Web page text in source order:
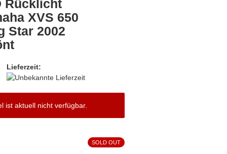
vergessen?
Rücklicht
XVS 650
Star 2002
Lieferzeit:
ist aktuell nicht verfügbar.
SOLD OUT